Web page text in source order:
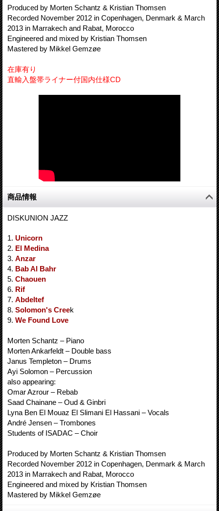
Produced by Morten Schantz & Kristian Thomsen
Recorded November 2012 in Copenhagen, Denmark & March
2013 in Marrakech and Rabat, Morocco
Engineered and mixed by Kristian Thomsen
Mastered by Mikkel Gemzøe
在庫有り
直輸入盤帯ライナー付国内仕様CD
商品情報
DISKUNION JAZZ
1. Unicorn
2. El Medina
3. Anzar
4. Bab Al Bahr
5. Chaouen
6. Rif
7. Abdeltef
8. Solomon's Creek
9. We Found Love
Morten Schantz – Piano
Morten Ankarfeldt – Double bass
Janus Templeton – Drums
Ayi Solomon – Percussion
also appearing:
Omar Azrour – Rebab
Saad Chainane – Oud & Ginbri
Lyna Ben El Mouaz El Slimani El Hassani – Vocals
André Jensen – Trombones
Students of ISADAC – Choir
Produced by Morten Schantz & Kristian Thomsen
Recorded November 2012 in Copenhagen, Denmark & March
2013 in Marrakech and Rabat, Morocco
Engineered and mixed by Kristian Thomsen
Mastered by Mikkel Gemzøe